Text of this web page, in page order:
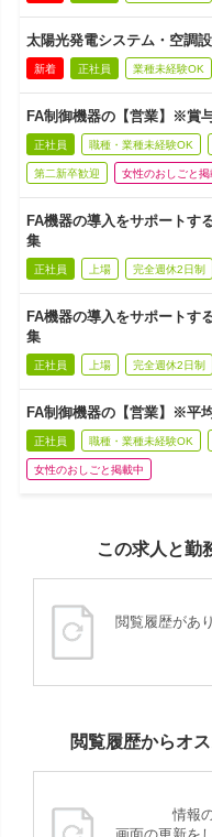
太陽光発電システム・空調
新着 正社員 業種未経験OK
FA制御機器の【営業】※賞
正社員 職種・業種未経験OK
第二新卒歓迎 女性のおしごと掲
FA機器の導入をサポートす
集
正社員 上場 完全週休2日制
FA機器の導入をサポートす
集
正社員 上場 完全週休2日制
FA制御機器の【営業】※平
正社員 職種・業種未経験OK
女性のおしごと掲載中
この求人と勤
閲覧履歴があ
閲覧履歴からオ
情報
画面の更新を